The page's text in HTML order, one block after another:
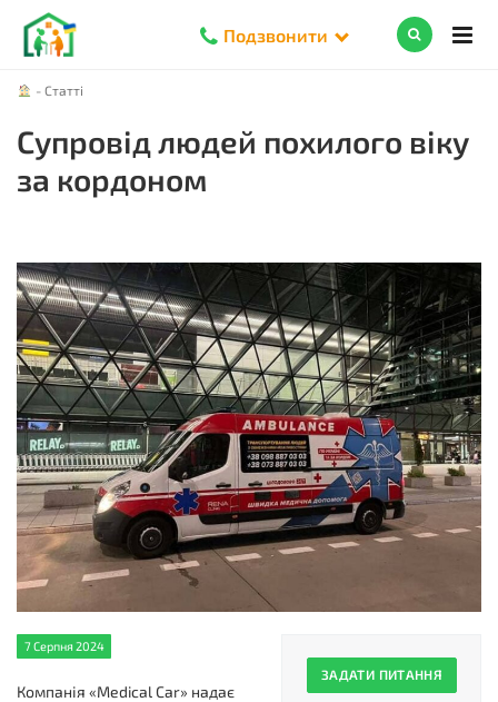
Подзвонити
- Статті
Супровід людей похилого віку
за кордоном
ЗАДАТИ ПИТАННЯ
7 Серпня 2024
Компанія «Medical Car» надає